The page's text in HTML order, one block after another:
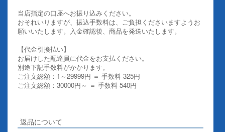
当店指定の口座へお振り込みください。
おそれいりますが、振込手数料は、ご負担くださいますようお
願いいたします。入金確認後、商品を発送いたします。
【代金引換払い】
お届けした配達員に代金をお支払ください。
別途下記手数料がかかります。
ご注文総額：1～29999円 ＝ 手数料 325円
ご注文総額：30000円～ ＝ 手数料 540円
返品について